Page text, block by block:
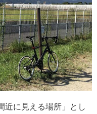
近に見える場所」とし